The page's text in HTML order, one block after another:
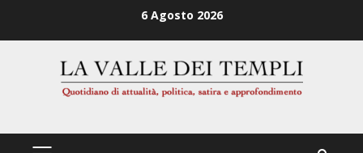
6 Agosto 2026